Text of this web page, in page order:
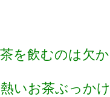
を飲むのは欠
いお茶ぶっか